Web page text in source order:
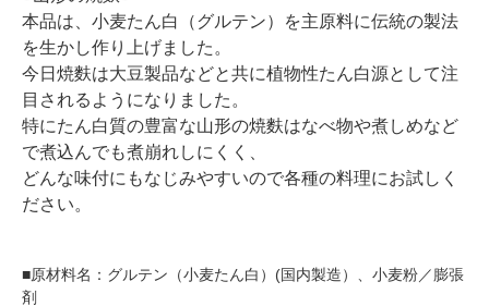
本品は、小麦たん白（グルテン）を主原料に伝統の製法
を生かし作り上げました。
今日焼麩は大豆製品などと共に植物性たん白源として注
目されるようになりました。
特にたん白質の豊富な山形の焼麩はなべ物や煮しめなど
で煮込んでも煮崩れしにくく、
どんな味付にもなじみやすいので各種の料理にお試しく
ださい。
■原材料名：グルテン（小麦たん白）(国内製造）、小麦粉／膨張
剤